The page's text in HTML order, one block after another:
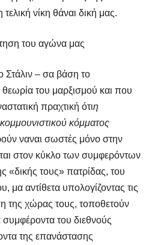
νίκη θάναι δική μας.
του αγώνα μας
Στάλιν – σα βάση το
του μαρξισμού και που
πραχτική ότιη
κόμματος
ναναι σωστές μόνο στην
στον κύκλο των συμφερόντων
«δικής τους» πατρίδας, του
μα αντίθετα υπολογίζοντας τις
της χώρας τους, τοποθετούν
του διεθνούς
της επανάστασης